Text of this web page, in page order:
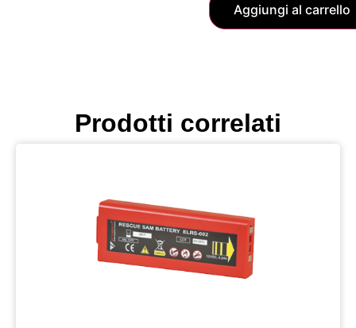
Aggiungi al carrello
Prodotti correlati